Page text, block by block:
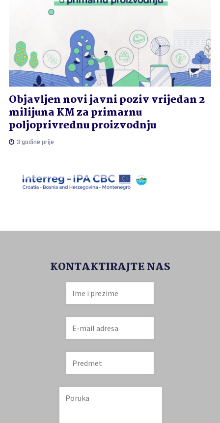
Objavljen novi javni poziv vrijedan 2
milijuna KM za primarnu
poljoprivrednu proizvodnju
3 godine prije
KONTAKTIRAJTE NAS